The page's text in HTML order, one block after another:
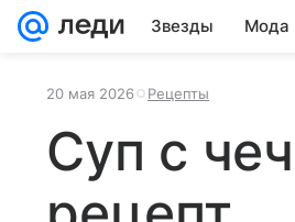
Звезды Мода
20 мая 2026 Рецепты
Суп с